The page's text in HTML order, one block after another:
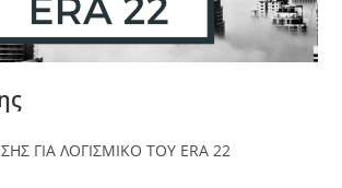
ΓΙΑ ΛΟΓΙΣΜΙΚΟ ΤΟΥ ERA 22